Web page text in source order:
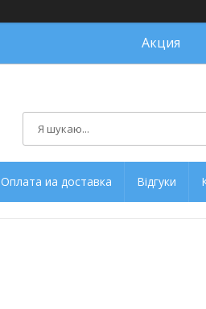
Акция
Оплата иа доставка Відгуки